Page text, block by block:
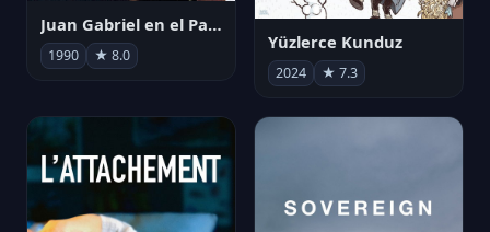
Juan Gabriel en el Palacio de Bellas Artes
1990 ★ 8.0
Yüzlerce Kunduz
2024 ★ 7.3